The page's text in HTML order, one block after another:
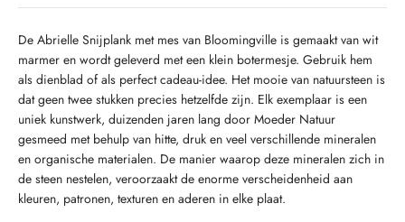
De Abrielle Snijplank met mes van Bloomingville is gemaakt van wit
marmer en wordt geleverd met een klein botermesje. Gebruik hem
als dienblad of als perfect cadeau-idee. Het mooie van natuursteen is
dat geen twee stukken precies hetzelfde zijn. Elk exemplaar is een
uniek kunstwerk, duizenden jaren lang door Moeder Natuur
gesmeed met behulp van hitte, druk en veel verschillende mineralen
en organische materialen. De manier waarop deze mineralen zich in
de steen nestelen, veroorzaakt de enorme verscheidenheid aan
kleuren, patronen, texturen en aderen in elke plaat.